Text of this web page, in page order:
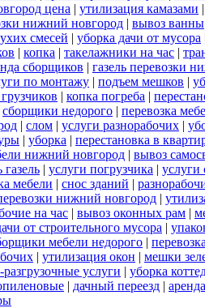
цена | утилизация камазами |
нижний новгород | вывоз ванны
смесей | уборка дачи от мусора
| копка | такелажники на час |
сборщиков | газель перевозки
по монтажу | подъем мешков |
| копка погреба |
сборщики недорого | перевозка
| слом | услуги разнорабочих |
| уборка | перестановка в
нижний новгород | вывоз
газель | услуги погрузчика | услуги
мебели | снос зданий |
нижний новгород |
на час | вывоз оконных рам |
от строительного мусора |
мебели недорого |
| утилизация окон | мешки
разгрузочные услуги | уборка
| дачный переезд |